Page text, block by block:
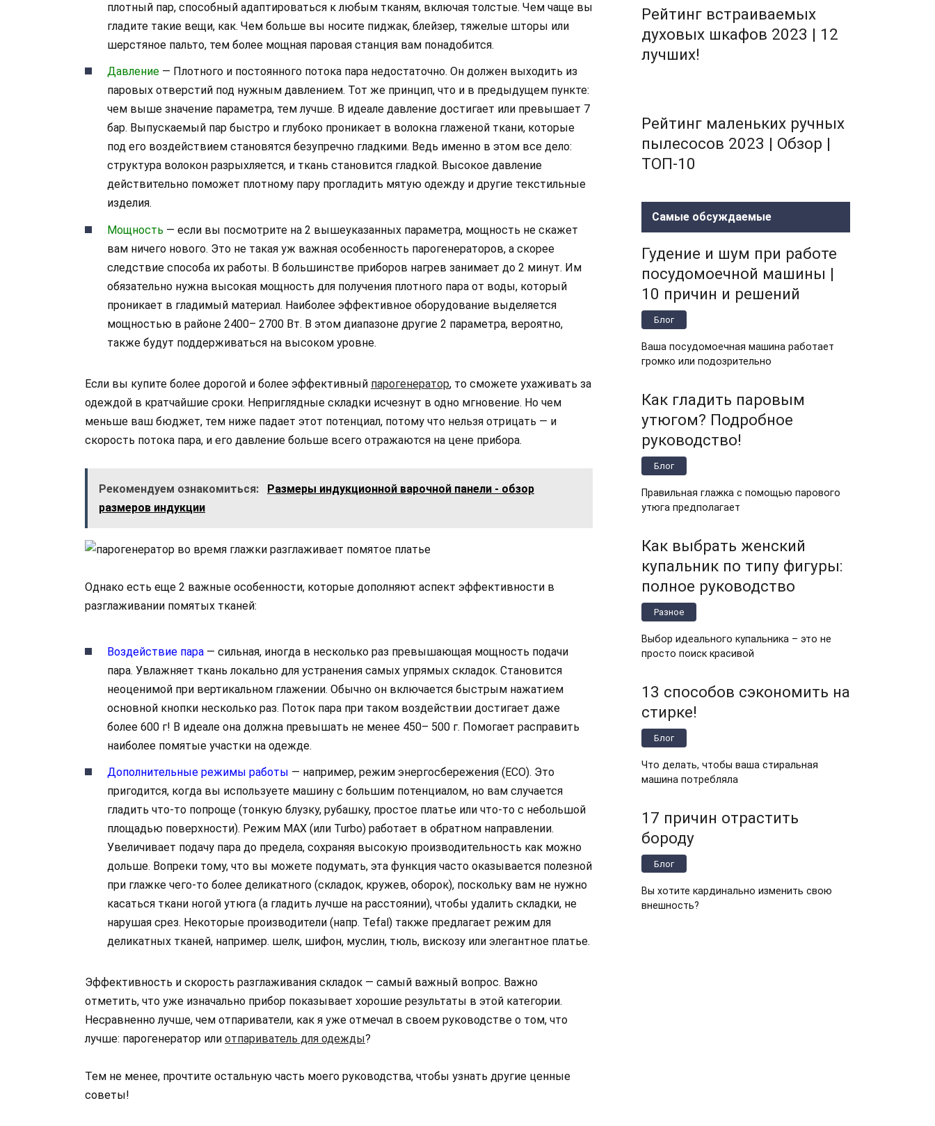
плотный пар, способный адаптироваться к любым тканям, включая толстые. Чем чаще вы
гладите такие вещи, как. Чем больше вы носите пиджак, блейзер, тяжелые шторы или
шерстяное пальто, тем более мощная паровая станция вам понадобится.
Давление — Плотного и постоянного потока пара недостаточно. Он должен выходить из
паровых отверстий под нужным давлением. Тот же принцип, что и в предыдущем пункте:
чем выше значение параметра, тем лучше. В идеале давление достигает или превышает 7
бар. Выпускаемый пар быстро и глубоко проникает в волокна глаженой ткани, которые
под его воздействием становятся безупречно гладкими. Ведь именно в этом все дело:
структура волокон разрыхляется, и ткань становится гладкой. Высокое давление
действительно поможет плотному пару прогладить мятую одежду и другие текстильные
изделия.
Мощность — если вы посмотрите на 2 вышеуказанных параметра, мощность не скажет
вам ничего нового. Это не такая уж важная особенность парогенераторов, а скорее
следствие способа их работы. В большинстве приборов нагрев занимает до 2 минут. Им
обязательно нужна высокая мощность для получения плотного пара от воды, который
проникает в гладимый материал. Наиболее эффективное оборудование выделяется
мощностью в районе 2400– 2700 Вт. В этом диапазоне другие 2 параметра, вероятно,
также будут поддерживаться на высоком уровне.
Если вы купите более дорогой и более эффективный парогенератор, то сможете ухаживать за
одеждой в кратчайшие сроки. Неприглядные складки исчезнут в одно мгновение. Но чем
меньше ваш бюджет, тем ниже падает этот потенциал, потому что нельзя отрицать — и
скорость потока пара, и его давление больше всего отражаются на цене прибора.
Рекомендуем ознакомиться:
Размеры индукционной варочной панели - обзор
размеров индукции
Однако есть еще 2 важные особенности, которые дополняют аспект эффективности в
разглаживании помятых тканей:
Воздействие пара — сильная, иногда в несколько раз превышающая мощность подачи
пара. Увлажняет ткань локально для устранения самых упрямых складок. Становится
неоценимой при вертикальном глажении. Обычно он включается быстрым нажатием
основной кнопки несколько раз. Поток пара при таком воздействии достигает даже
более 600 г! В идеале она должна превышать не менее 450– 500 г. Помогает расправить
наиболее помятые участки на одежде.
Дополнительные режимы работы — например, режим энергосбережения (ECO). Это
пригодится, когда вы используете машину с большим потенциалом, но вам случается
гладить что-то попроще (тонкую блузку, рубашку, простое платье или что-то с небольшой
площадью поверхности). Режим MAX (или Turbo) работает в обратном направлении.
Увеличивает подачу пара до предела, сохраняя высокую производительность как можно
дольше. Вопреки тому, что вы можете подумать, эта функция часто оказывается полезной
при глажке чего-то более деликатного (складок, кружев, оборок), поскольку вам не нужно
касаться ткани ногой утюга (а гладить лучше на расстоянии), чтобы удалить складки, не
нарушая срез. Некоторые производители (напр. Tefal) также предлагает режим для
деликатных тканей, например. шелк, шифон, муслин, тюль, вискозу или элегантное платье.
Эффективность и скорость разглаживания складок — самый важный вопрос. Важно
отметить, что уже изначально прибор показывает хорошие результаты в этой категории.
Несравненно лучше, чем отпариватели, как я уже отмечал в своем руководстве о том, что
лучше: парогенератор или отпариватель для одежды?
Тем не менее, прочтите остальную часть моего руководства, чтобы узнать другие ценные
советы!
Рейтинг встраиваемых
духовых шкафов 2023 | 12
лучших!
Рейтинг маленьких ручных
пылесосов 2023 | Обзор |
ТОП-10
Самые обсуждаемые
Гудение и шум при работе
посудомоечной машины |
10 причин и решений
Блог
Ваша посудомоечная машина работает
громко или подозрительно
Как гладить паровым
утюгом? Подробное
руководство!
Блог
Правильная глажка с помощью парового
утюга предполагает
Как выбрать женский
купальник по типу фигуры:
полное руководство
Разное
Выбор идеального купальника – это не
просто поиск красивой
13 способов сэкономить на
стирке!
Блог
Что делать, чтобы ваша стиральная
машина потребляла
17 причин отрастить
бороду
Блог
Вы хотите кардинально изменить свою
внешность?